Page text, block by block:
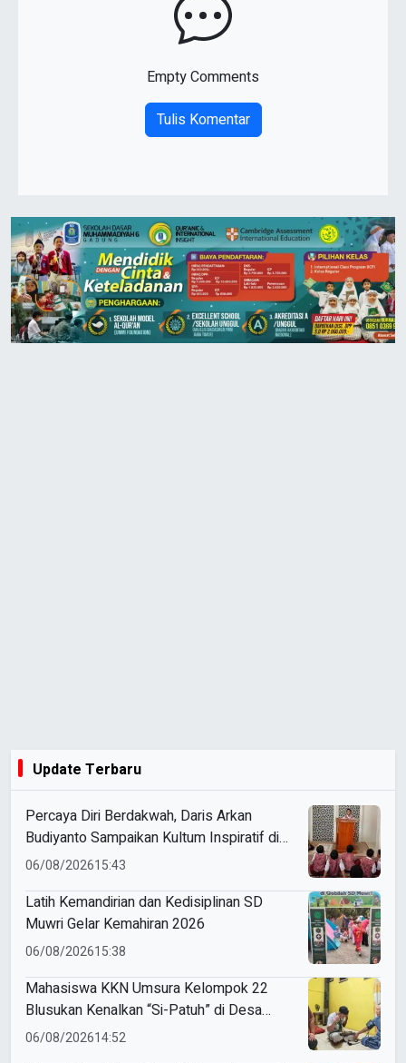
Empty Comments
Tulis Komentar
Update Terbaru
Percaya Diri Berdakwah, Daris Arkan
Budiyanto Sampaikan Kultum Inspiratif di
Masjid Baiturrahman
06/08/202615:43
Latih Kemandirian dan Kedisiplinan SD
Muwri Gelar Kemahiran 2026
06/08/202615:38
Mahasiswa KKN Umsura Kelompok 22
Blusukan Kenalkan “Si-Patuh” di Desa
Banjarkejen
06/08/202614:52